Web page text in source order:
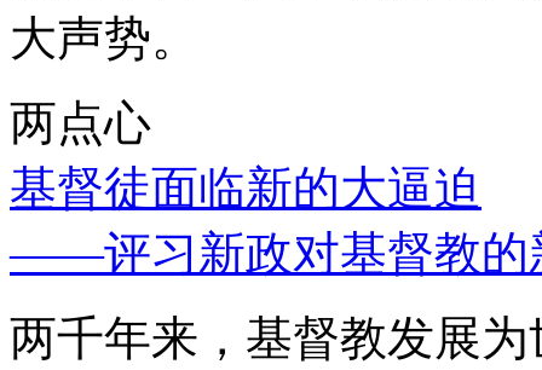
大声势。
两点心
基督徒面临新的大逼迫
——评习新政对基督教的
两千年来，基督教发展